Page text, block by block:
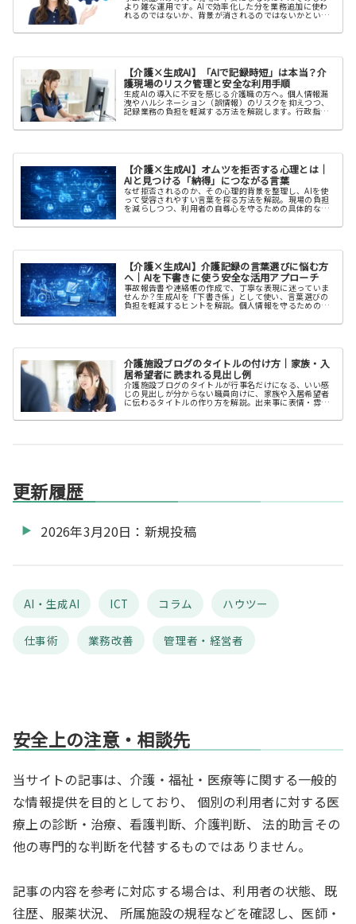
より雑な運用です。AIで効率化した分を業務追加に使わ
れるのではないか、背景が消されるのではないかという
不安を前提に、下書き扱いと3段階確認のルールを解説し
ます。
【介護×生成AI】「AIで記録時短」は本当？介
護現場のリスク管理と安全な利用手順
生成AIの導入に不安を感じる介護職の方へ。個人情報漏
洩やハルシネーション（誤情報）のリスクを抑えつつ、
記録業務の負担を軽減する方法を解説します。行政指針
運用のための判断材料をまとめました。
【介護×生成AI】オムツを拒否する心理とは｜
AIと見つける「納得」につながる言葉
なぜ拒否されるのか、その心理的背景を整理し、AIを使
って受容されやすい言葉を探る方法を解説。現場の負担
を減らしつつ、利用者の自尊心を守るための具体的なヒ
【介護×生成AI】介護記録の言葉選びに悩む方
へ｜AIを下書きに使う安全な活用アプローチ
事故報告書や連絡帳の作成で、丁寧な表現に迷っていま
せんか？生成AIを「下書き係」として使い、言葉選びの
負担を軽減するヒントを解説。個人情報を守るための原
に基づき紹介します。
介護施設ブログのタイトルの付け方｜家族・入
居希望者に読まれる見出し例
介護施設ブログのタイトルが行事名だけになる、いい感
じの見出しが分からない職員向けに、家族や入居希望者
に伝わるタイトルの作り方を解説。出来事に表情・雰囲
します。
更新履歴
2026年3月20日：新規投稿
AI・生成AI ICT コラム ハウツー
仕事術 業務改善 管理者・経営者
安全上の注意・相談先
当サイトの記事は、介護・福祉・医療等に関する一般的
な情報提供を目的としており、 個別の利用者に対する医
療上の診断・治療、看護判断、介護判断、 法的助言その
他の専門的な判断を代替するものではありません。
記事の内容を参考に対応する場合は、利用者の状態、既
往歴、服薬状況、 所属施設の規程などを確認し、医師・